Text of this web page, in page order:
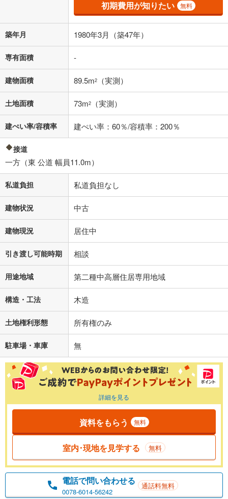
その他月額費用や、初期費用がかかります。ご注意ください。実際にお
借り入れの際は各金融機関等に、必ずご自身でご確認をお願いいたしま
す。
条件によってお借り入れができないことがあります。
不動産会社に購入相談をする
閉じる
初期費用が知りたい 無料
築年月 1980年3月（築47年）
専有面積 -
建物面積 89.5m2 （実測）
土地面積 73m2 （実測）
建ぺい率/容積率 建ぺい率：60％/容積率：200％
接道
一方（東 公道 幅員11.0m）
私道負担 私道負担なし
建物状況 中古
建物現況 居住中
引き渡し可能時期 相談
用途地域 第二種中高層住居専用地域
構造・工法 木造
土地権利形態 所有権のみ
駐車場・車庫 無
詳細を見る
資料をもらう 無料
室内･現地を見学する 無料
電話で問い合わせる
0078-6014-56242
通話料無料